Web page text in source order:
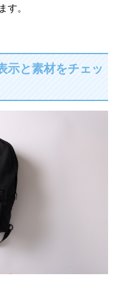
す。
示と素材をチェッ